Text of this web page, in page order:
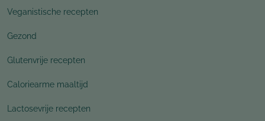
Veganistische recepten
Gezond
Glutenvrije recepten
Caloriearme maaltijd
Lactosevrije recepten